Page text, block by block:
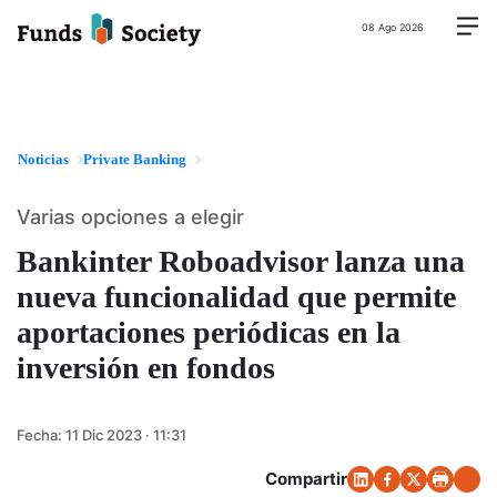
08 Ago 2026
Noticias Private Banking
Bankinter Roboadvisor lanza una
nueva funcionalidad que permite
aportaciones periódicas en la
inversión en fondos
Varias opciones a elegir
Fecha: 11 Dic 2023 · 11:31
Compartir